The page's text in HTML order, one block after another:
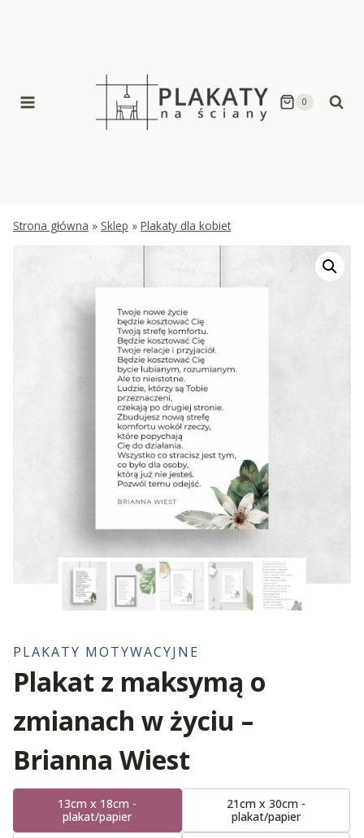
0
Strona główna » Sklep » Plakaty dla kobiet
PLAKATY MOTYWACYJNE
Plakat z maksymą o
zmianach w życiu –
Brianna Wiest
13cm x 18cm -
plakat/papier
21cm x 30cm -
plakat/papier